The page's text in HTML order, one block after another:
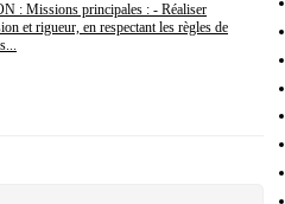
: Missions principales : - Réaliser
et rigueur, en respectant les règles de